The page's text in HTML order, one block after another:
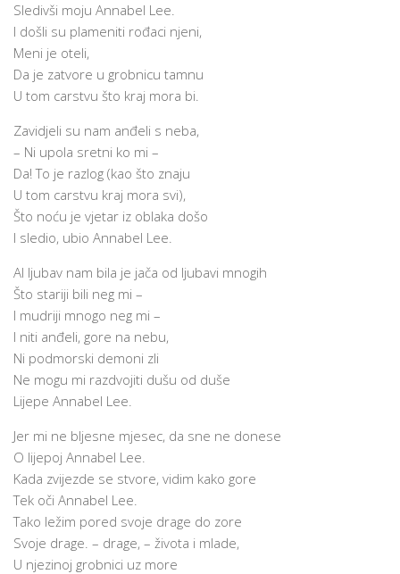
Sledivši moju Annabel Lee.
I došli su plameniti rođaci njeni,
Meni je oteli,
Da je zatvore u grobnicu tamnu
U tom carstvu što kraj mora bi.
Zavidjeli su nam anđeli s neba,
– Ni upola sretni ko mi –
Da! To je razlog (kao što znaju
U tom carstvu kraj mora svi),
Što noću je vjetar iz oblaka došo
I sledio, ubio Annabel Lee.
Al ljubav nam bila je jača od ljubavi mnogih
Što stariji bili neg mi –
I mudriji mnogo neg mi –
I niti anđeli, gore na nebu,
Ni podmorski demoni zli
Ne mogu mi razdvojiti dušu od duše
Lijepe Annabel Lee.
Jer mi ne bljesne mjesec, da sne ne donese
O lijepoj Annabel Lee.
Kada zvijezde se stvore, vidim kako gore
Tek oči Annabel Lee.
Tako ležim pored svoje drage do zore
Svoje drage. – drage, – života i mlade,
U njezinoj grobnici uz more